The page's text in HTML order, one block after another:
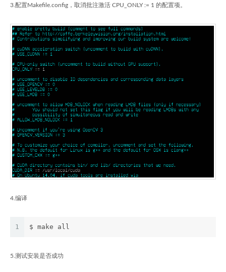
3.配置Makefile.config，取消批注激活 CPU_ONLY := 1 的配置项。
4.编译
1 $ make all
5.测试安装是否成功